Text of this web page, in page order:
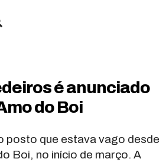
é anunciado
do Boi
posto que estava vago desde
Boi, no início de março. A